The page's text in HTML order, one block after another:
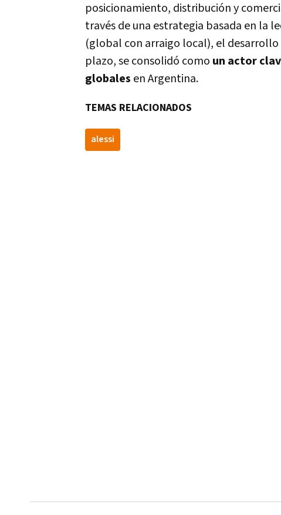
posicionamiento, distribución y
través de una estrategia basada en la
(global con arraigo local), el
plazo, se consolidó como un actor
globales en Argentina.
TEMAS RELACIONADOS
alessi